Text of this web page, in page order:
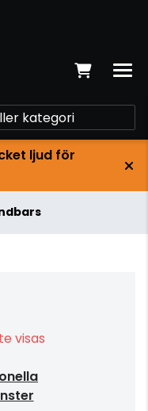
ljud för
visas